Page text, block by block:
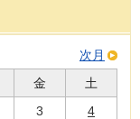
次月
金
土
3
4